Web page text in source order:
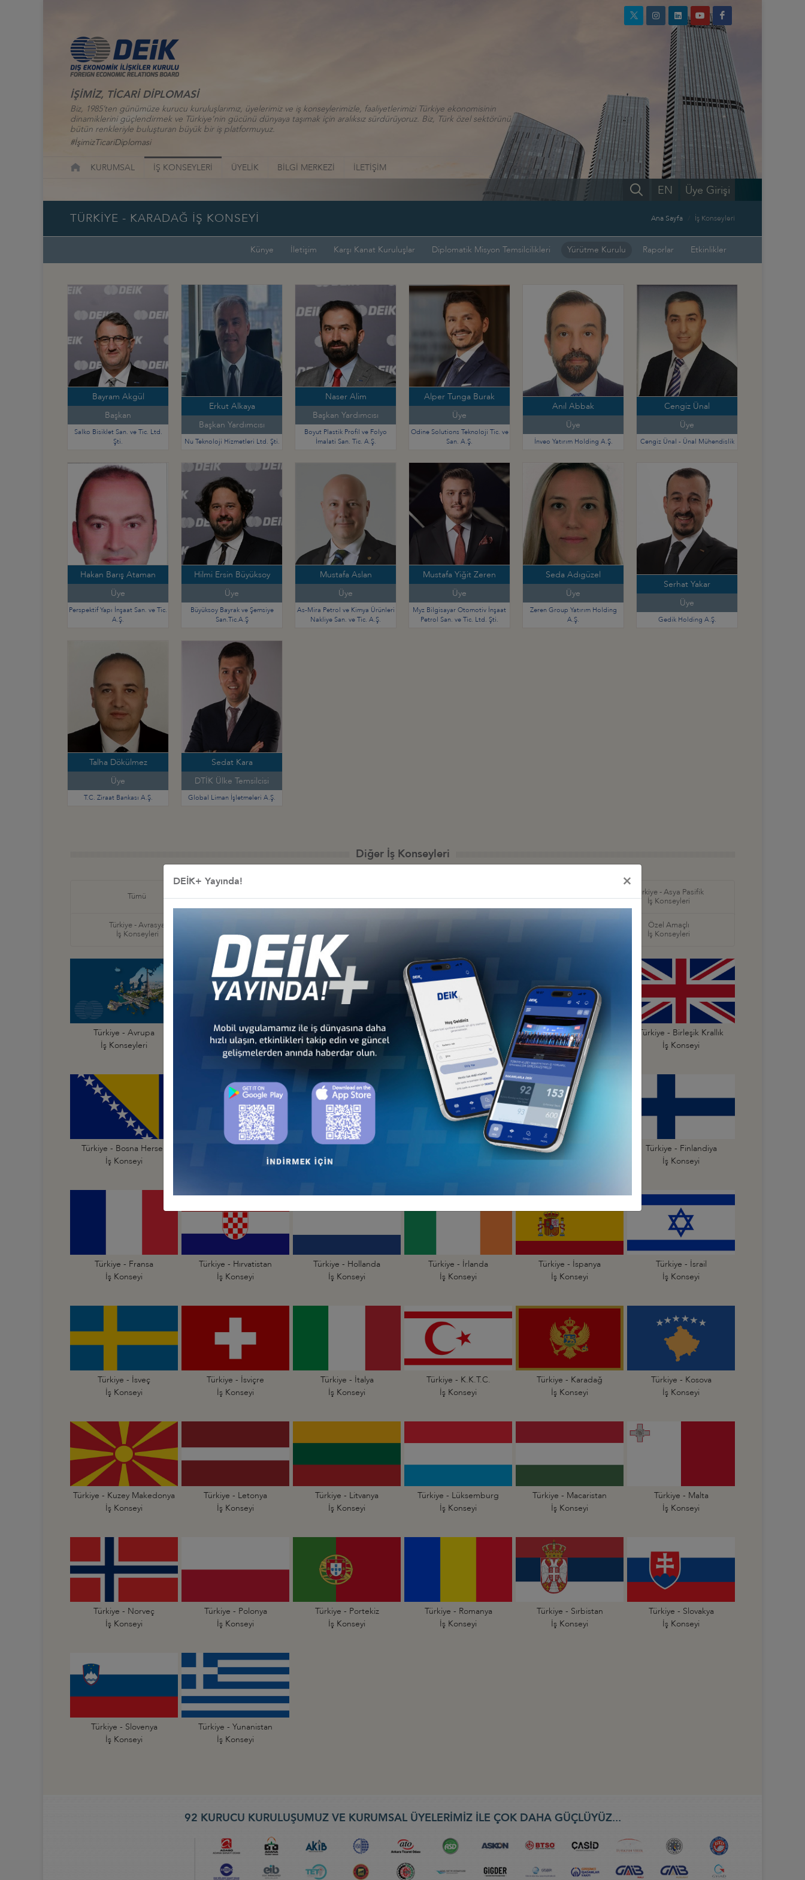
İŞİMİZ, TİCARİ DİPLOMASİ
Biz, 1985’ten günümüze kurucu kuruluşlarımız, üyelerimiz ve iş konseylerimizle, faaliyetlerimizi Türkiye ekonomisinin
dinamiklerini güçlendirmek ve Türkiye’nin gücünü dünyaya taşımak için aralıksız sürdürüyoruz. Biz, Türk özel sektörünü
bütün renkleriyle buluşturan büyük bir iş platformuyuz.
#İşimizTicariDiplomasi
KURUMSAL İŞ KONSEYLERİ ÜYELİK BİLGİ MERKEZİ İLETİŞİM
Üye Girişi
EN
TÜRKİYE - KARADAĞ İŞ KONSEYİ Ana Sayfa İş Konseyleri
Künye İletişim Karşı Kanat Kuruluşlar Diplomatik Misyon Temsilcilikleri Yürütme Kurulu Raporlar Etkinlikler
Bayram Akgül
Başkan
Salko Bisiklet San. ve Tic. Ltd.
Şti.
Erkut Alkaya
Başkan Yardımcısı
Nu Teknoloji Hizmetleri Ltd. Şti.
Naser Alim
Başkan Yardımcısı
Boyut Plastik Profil ve Folyo
İmalati San. Tic. A.Ş.
Alper Tunga Burak
Üye
Odine Solutions Teknoloji Tic. ve
San. A.Ş.
Anıl Abbak
Üye
İnveo Yatırım Holding A.Ş.
Cengiz Ünal
Üye
Cengiz Ünal - Ünal Mühendislik
Hakan Barış Ataman
Üye
Perspektif Yapı İnşaat San. ve Tic.
A.Ş.
Hilmi Ersin Büyüksoy
Üye
Büyüksoy Bayrak ve Şemsiye
San.Tic.A.Ş
Mustafa Aslan
Üye
As-Mira Petrol ve Kimya Ürünleri
Nakliye San. ve Tic. A.Ş.
Mustafa Yiğit Zeren
Üye
Myz Bilgisayar Otomotiv İnşaat
Petrol San. ve Tic. Ltd. Şti.
Seda Adıgüzel
Üye
Zeren Group Yatırım Holding
A.Ş.
Serhat Yakar
Üye
Gedik Holding A.Ş.
Talha Dökülmez
Üye
T.C. Ziraat Bankası A.Ş.
Sedat Kara
DTİK Ülke Temsilcisi
Global Liman İşletmeleri A.Ş.
Diğer İş Konseyleri
Tümü
İş Konseyleri
İş Konseyleri
Karayipler İş Konseyleri
Türkiye - Asya Pasifik
İş Konseyleri
Türkiye - Avrasya
İş Konseyleri
İş Konseyleri
Sektörel
Özel Amaçlı
İş Konseyleri
Türkiye - Avrupa
İş Konseyleri
Türkiye - Almanya
İş Konseyi
Türkiye - Arnavutluk
İş Konseyi
Türkiye - Avusturya
İş Konseyi
Türkiye - Belçika
İş Konseyi
Türkiye - Birleşik Krallık
İş Konseyi
Türkiye - Bosna Hersek
İş Konseyi
Türkiye - Bulgaristan
Türkiye - Çekya
İş Konseyi
Türkiye - Danimarka
Türkiye - Estonya
İş Konseyi
Türkiye - Finlandiya
İş Konseyi
Türkiye - Fransa
İş Konseyi
Türkiye - Hırvatistan
İş Konseyi
Türkiye - Hollanda
İş Konseyi
Türkiye - İrlanda
İş Konseyi
Türkiye - İspanya
İş Konseyi
Türkiye - İsrail
İş Konseyi
Türkiye - İsveç
İş Konseyi
Türkiye - İsviçre
İş Konseyi
Türkiye - İtalya
İş Konseyi
Türkiye - K.K.T.C.
İş Konseyi
Türkiye - Karadağ
İş Konseyi
Türkiye - Kosova
İş Konseyi
Türkiye - Kuzey Makedonya
İş Konseyi
Türkiye - Letonya
İş Konseyi
Türkiye - Litvanya
İş Konseyi
Türkiye - Lüksemburg
İş Konseyi
Türkiye - Macaristan
İş Konseyi
Türkiye - Malta
İş Konseyi
Türkiye - Norveç
İş Konseyi
Türkiye - Polonya
İş Konseyi
Türkiye - Portekiz
İş Konseyi
Türkiye - Romanya
İş Konseyi
Türkiye - Sırbistan
İş Konseyi
Türkiye - Slovakya
İş Konseyi
Türkiye - Slovenya
İş Konseyi
Türkiye - Yunanistan
İş Konseyi
92 KURUCU KURULUŞUMUZ VE KURUMSAL ÜYELERİMİZ İLE ÇOK DAHA GÜÇLÜYÜZ...
DEİK+ Yayında! ×